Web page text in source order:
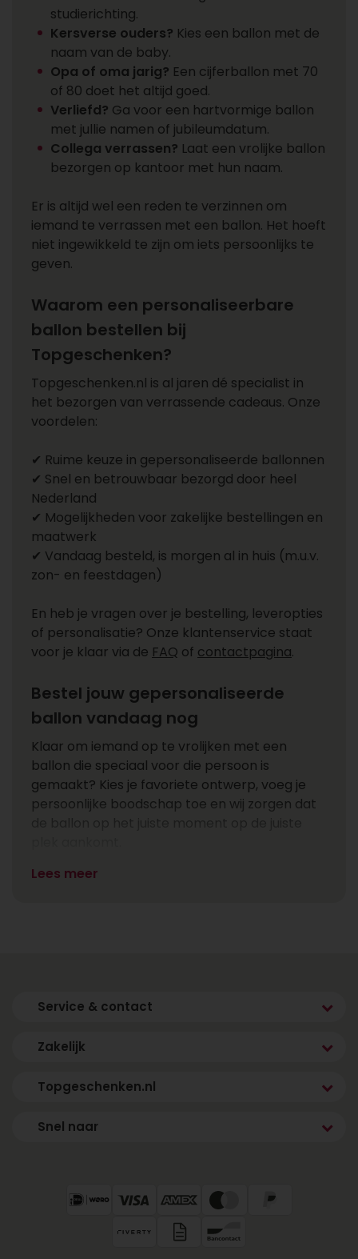
studierichting.
Kersverse ouders? Kies een ballon met de
naam van de baby.
Opa of oma jarig? Een cijferballon met 70
of 80 doet het altijd goed.
Verliefd? Ga voor een hartvormige ballon
met jullie namen of jubileumdatum.
Collega verrassen? Laat een vrolijke ballon
bezorgen op kantoor met hun naam.
Er is altijd wel een reden te verzinnen om
iemand te verrassen met een ballon. Het hoeft
niet ingewikkeld te zijn om iets persoonlijks te
geven.
Waarom een personaliseerbare
ballon bestellen bij
Topgeschenken?
Topgeschenken.nl is al jaren dé specialist in
het bezorgen van verrassende cadeaus. Onze
voordelen:
✔ Ruime keuze in gepersonaliseerde ballonnen
✔ Snel en betrouwbaar bezorgd door heel
Nederland
✔ Mogelijkheden voor zakelijke bestellingen en
maatwerk
✔ Vandaag besteld, is morgen al in huis (m.u.v.
zon- en feestdagen)
En heb je vragen over je bestelling, leveropties
of personalisatie? Onze klantenservice staat
voor je klaar via de FAQ of contactpagina.
Bestel jouw gepersonaliseerde
ballon vandaag nog
Klaar om iemand op te vrolijken met een
ballon die speciaal voor die persoon is
gemaakt? Kies je favoriete ontwerp, voeg je
persoonlijke boodschap toe en wij zorgen dat
Lees meer
Service & contact
Zakelijk
Topgeschenken.nl
Snel naar